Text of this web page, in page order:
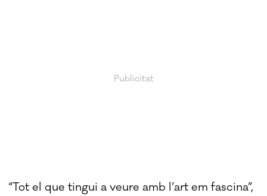
“Tot el que tingui a veure amb l’art em fascina”,